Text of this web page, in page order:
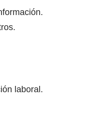
laboral.